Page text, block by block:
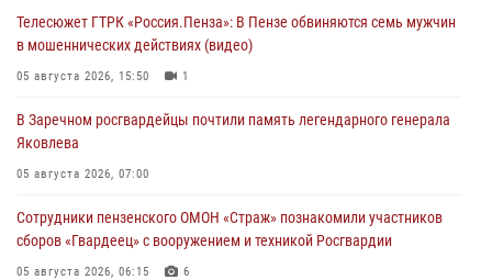
Телесюжет ГТРК «Россия.Пенза»: В Пензе обвиняются семь мужчин
в мошеннических действиях (видео)
05 августа 2026, 15:50 1
В Заречном росгвардейцы почтили память легендарного генерала
Яковлева
05 августа 2026, 07:00
Сотрудники пензенского ОМОН «Страж» познакомили участников
сборов «Гвардеец» с вооружением и техникой Росгвардии
05 августа 2026, 06:15 6